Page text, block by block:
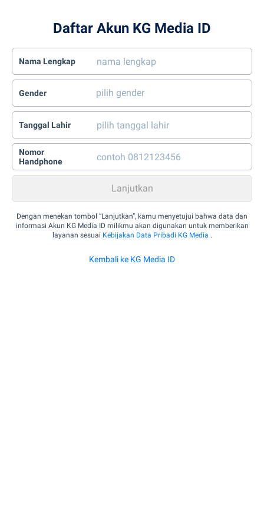
Daftar Akun KG Media ID
Nama Lengkap
Gender
Tanggal Lahir
Nomor
Handphone
Dengan menekan tombol “Lanjutkan”, kamu menyetujui bahwa data dan
informasi Akun KG Media ID milikmu akan digunakan untuk memberikan
layanan sesuai Kebijakan Data Pribadi KG Media .
Kembali ke KG Media ID